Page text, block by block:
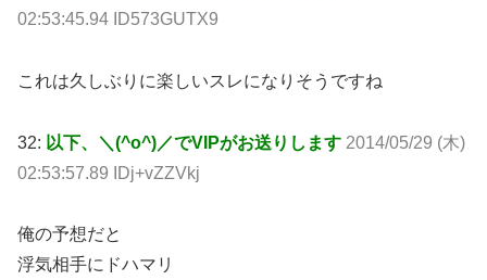
02:53:45.94 ID573GUTX9
これは久しぶりに楽しいスレになりそうですね
32: 以下、＼(^o^)／でVIPがお送りします 2014/05/29 (木)
02:53:57.89 IDj+vZZVkj
俺の予想だと
浮気相手にドハマリ